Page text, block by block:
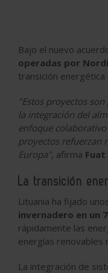
Bajo el nuevo
operadas por
transición
"Estos proyectos
la integración del
enfoque
proyectos refuerzan
Europa", afirma Fuat
La transición
Lituania ha fijado
invernadero en un
rápidamente las
energías renovables
La integración de